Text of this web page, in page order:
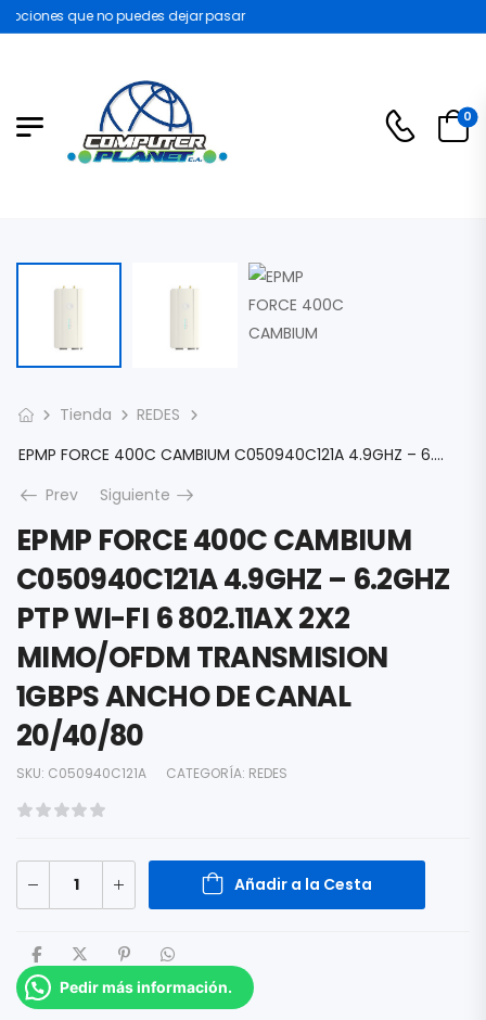
que no puedes dejar pasar
0
Tienda
REDES
EPMP FORCE 400C CAMBIUM C050940C121A 4.9GHZ – 6.2GHZ PTP WI-FI 6 802.11AX 2X2 MIMO/OFDM TRANSMISION 1GBPS ANCHO DE CANAL 20/40/80
Prev
Siguiente
EPMP FORCE 400C CAMBIUM
C050940C121A 4.9GHZ – 6.2GHZ
PTP WI-FI 6 802.11AX 2X2
MIMO/OFDM TRANSMISION
1GBPS ANCHO DE CANAL
20/40/80
SKU: C050940C121A CATEGORÍA: REDES
Añadir a la Cesta
Pedir más información.